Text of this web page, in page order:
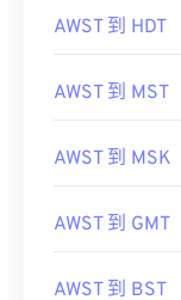
AWST 到 HDT
AWST 到 MST
AWST 到 MSK
AWST 到 GMT
AWST 到 BST